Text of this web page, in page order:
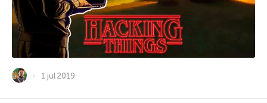
1 jul 2019